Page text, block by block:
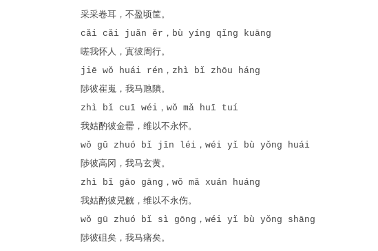
采采卷耳，不盈顷筐。
cǎi cǎi juǎn ěr，bù yíng qǐng kuāng
嗟我怀人，寘彼周行。
jiē wǒ huái rén，zhì bǐ zhōu háng
陟彼崔嵬，我马虺隤。
zhì bǐ cuī wéi，wǒ mǎ huī tuí
我姑酌彼金罍，维以不永怀。
wǒ gū zhuó bǐ jīn léi，wéi yǐ bù yǒng huái
陟彼高冈，我马玄黄。
zhì bǐ gāo gāng，wǒ mǎ xuán huáng
我姑酌彼兕觥，维以不永伤。
wǒ gū zhuó bǐ sì gōng，wéi yǐ bù yǒng shāng
陟彼砠矣，我马瘏矣。